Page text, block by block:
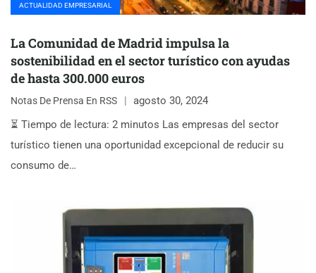
ACTUALIDAD EMPRESARIAL
La Comunidad de Madrid impulsa la
sostenibilidad en el sector turístico con ayudas
de hasta 300.000 euros
Notas De Prensa En RSS
agosto 30, 2024
⏳ Tiempo de lectura: 2 minutos Las empresas del sector
turístico tienen una oportunidad excepcional de reducir su
consumo de…